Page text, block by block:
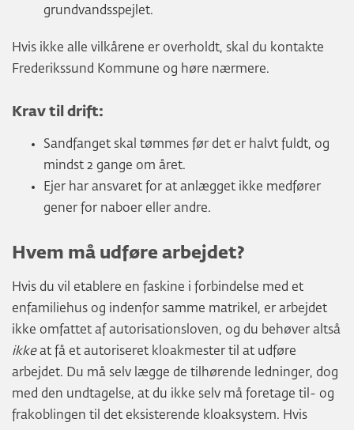
grundvandsspejlet.
Hvis ikke alle vilkårene er overholdt, skal du kontakte
Frederikssund Kommune og høre nærmere.
Krav til drift:
Sandfanget skal tømmes før det er halvt fuldt, og
mindst 2 gange om året.
Ejer har ansvaret for at anlægget ikke medfører
gener for naboer eller andre.
Hvem må udføre arbejdet?
Hvis du vil etablere en faskine i forbindelse med et
enfamiliehus og indenfor samme matrikel, er arbejdet
ikke omfattet af autorisationsloven, og du behøver altså
ikkeat få et autoriseret kloakmester til at udføre
arbejdet. Du må selv lægge de tilhørende ledninger, dog
med den undtagelse, at du ikke selv må foretage til- og
frakoblingen til det eksisterende kloaksystem. Hvis